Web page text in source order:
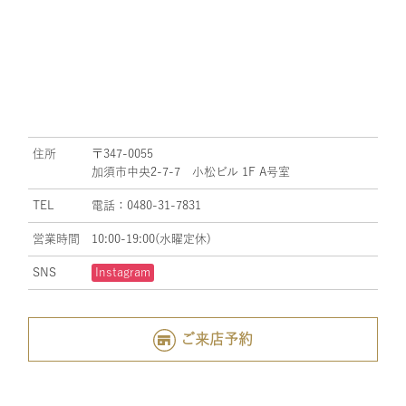
住所
〒347-0055
加須市中央2-7-7 小松ビル 1F A号室
TEL 電話：0480-31-7831
営業時間 10:00-19:00(水曜定休)
SNS Instagram
ご来店予約